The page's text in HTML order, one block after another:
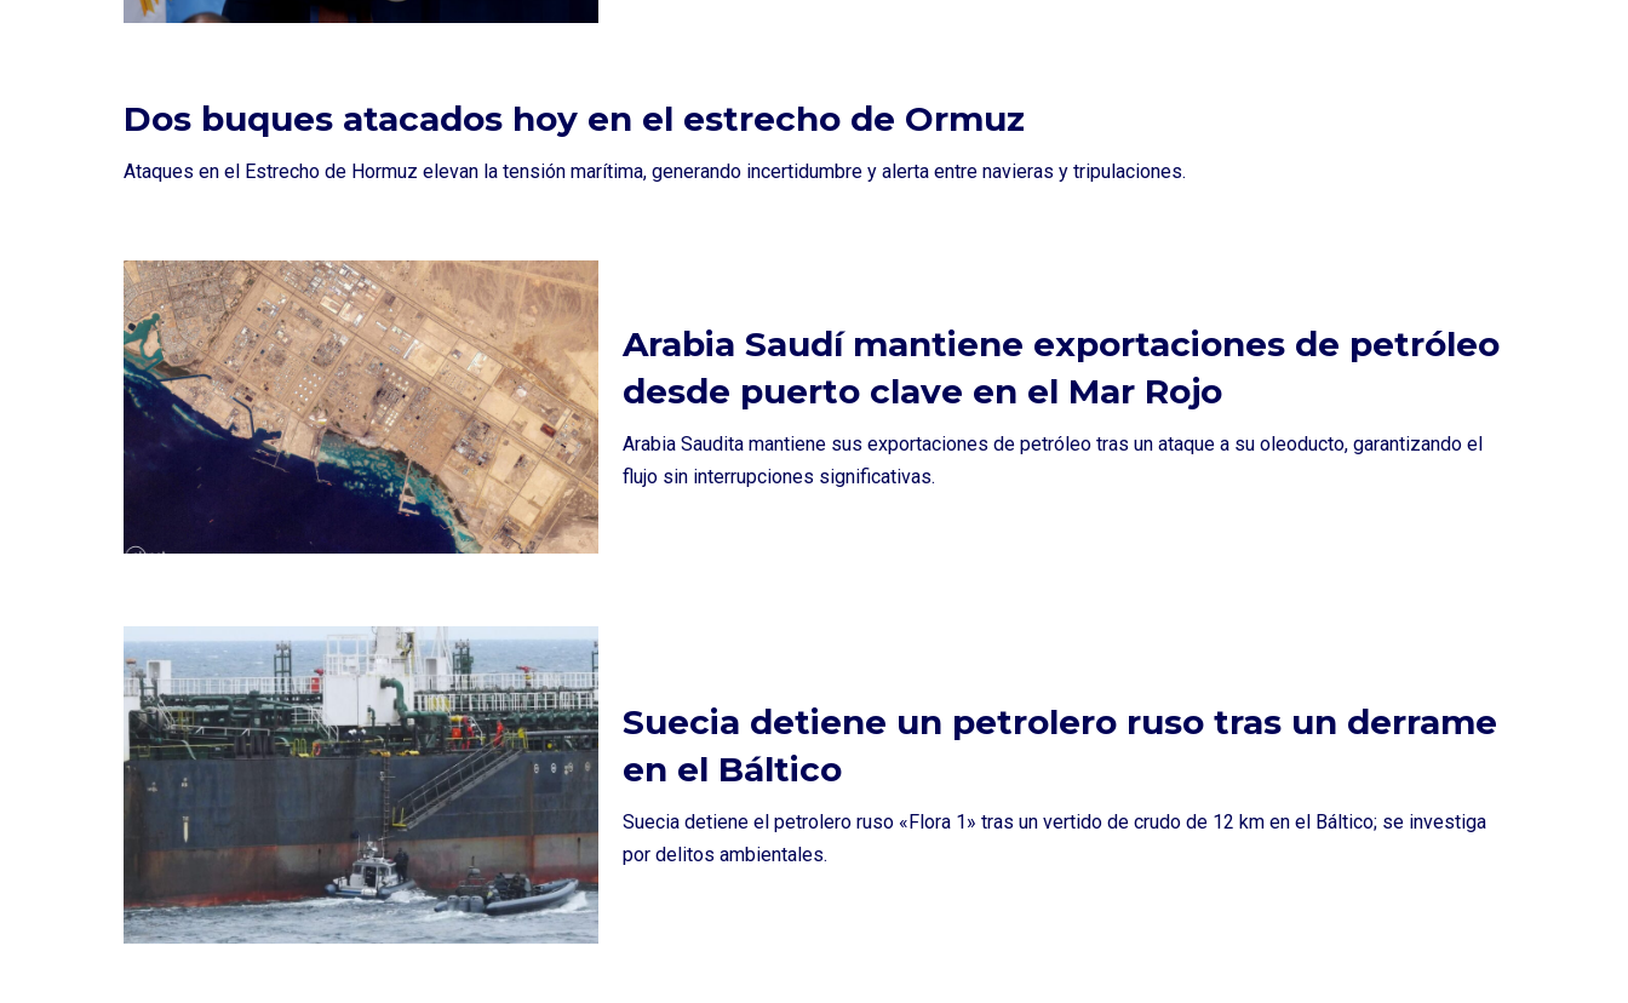
Dos buques atacados hoy en el estrecho de Ormuz
Ataques en el Estrecho de Hormuz elevan la tensión marítima, generando incertidumbre y alerta entre navieras y tripulaciones.
Arabia Saudí mantiene exportaciones de petróleo
desde puerto clave en el Mar Rojo
Arabia Saudita mantiene sus exportaciones de petróleo tras un ataque a su oleoducto, garantizando el
flujo sin interrupciones significativas.
Suecia detiene un petrolero ruso tras un derrame
en el Báltico
Suecia detiene el petrolero ruso «Flora 1» tras un vertido de crudo de 12 km en el Báltico; se investiga
por delitos ambientales.